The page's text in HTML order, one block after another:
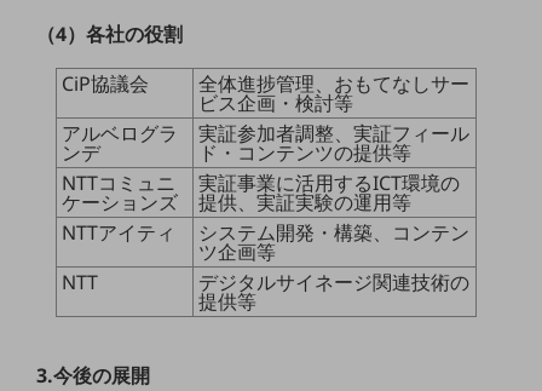
社長からのご挨拶
事業拠点
グループ会社
会社案内パンフレット
ニュースルームTOP
地域からの発表
（4）各社の役割
CiP協議会
全体進捗管理、おもてなしサー
ビス企画・検討等
アルベログラ
ンデ
実証参加者調整、実証フィール
ド・コンテンツの提供等
NTTコミュニ
ケーションズ
実証事業に活用するICT環境の
提供、実証実験の運用等
NTTアイティ
システム開発・構築、コンテン
ツ企画等
NTT
デジタルサイネージ関連技術の
提供等
3.今後の展開